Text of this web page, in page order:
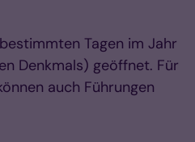
Tagen im Jahr
Denkmals) geöffnet. Für
auch Führungen